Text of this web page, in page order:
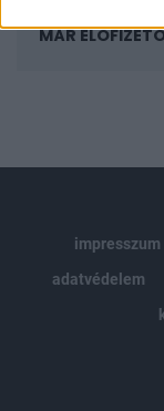
MÁR
impresszum
adatvédelem